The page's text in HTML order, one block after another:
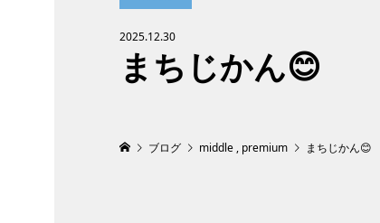
2025.12.30
まちじかん😊
ブログ middle , premium まちじかん😊